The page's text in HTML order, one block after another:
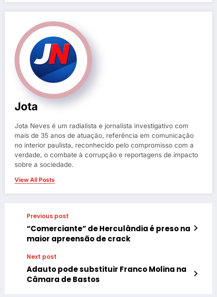
Jota
Jota Neves é um radialista e jornalista investigativo com
mais de 35 anos de atuação, referência em comunicação
no interior paulista, reconhecido pelo compromisso com a
verdade, o combate à corrupção e reportagens de impacto
sobre a sociedade.
View All Posts
Previous post
“Comerciante” de Herculândia é preso na
maior apreensão de crack
Next post
Adauto pode substituir Franco Molina na
Câmara de Bastos